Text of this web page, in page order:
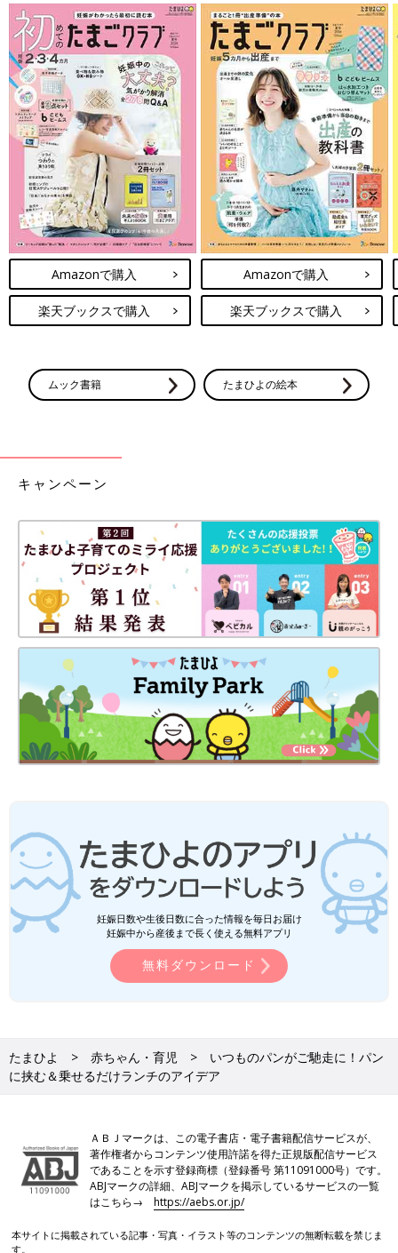
Amazonで購入
楽天ブックスで購入
Amazonで購入
楽天ブックスで購入
ムック書籍 たまひよの絵本
キャンペーン
妊娠日数や生後日数に合った情報を毎日お届け
妊娠中から産後まで長く使える無料アプリ
無料ダウンロード
たまひよ 赤ちゃん・育児
いつものパンがご馳走に！パン
に挟む＆乗せるだけランチのアイデア
ＡＢＪマークは、この電子書店・電子書籍配信サービスが、
著作権者からコンテンツ使用許諾を得た正規版配信サービス
であることを示す登録商標（登録番号 第11091000号）です。
ABJマークの詳細、ABJマークを掲示しているサービスの一覧
はこちら→https://aebs.or.jp/
本サイトに掲載されている記事・写真・イラスト等のコンテンツの無断転載を禁じま
す。